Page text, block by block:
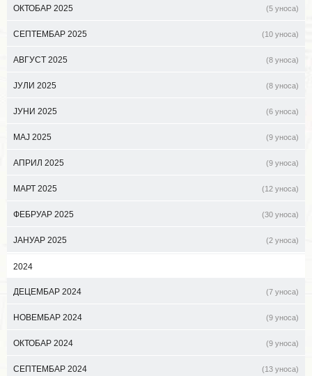
ОКТОБАР 2025 (5 уноса)
СЕПТЕМБАР 2025 (10 уноса)
АВГУСТ 2025 (8 уноса)
ЈУЛИ 2025 (8 уноса)
ЈУНИ 2025 (6 уноса)
МАЈ 2025 (9 уноса)
АПРИЛ 2025 (9 уноса)
МАРТ 2025 (12 уноса)
ФЕБРУАР 2025 (30 уноса)
ЈАНУАР 2025 (2 уноса)
2024
ДЕЦЕМБАР 2024 (7 уноса)
НОВЕМБАР 2024 (9 уноса)
ОКТОБАР 2024 (9 уноса)
СЕПТЕМБАР 2024 (13 уноса)